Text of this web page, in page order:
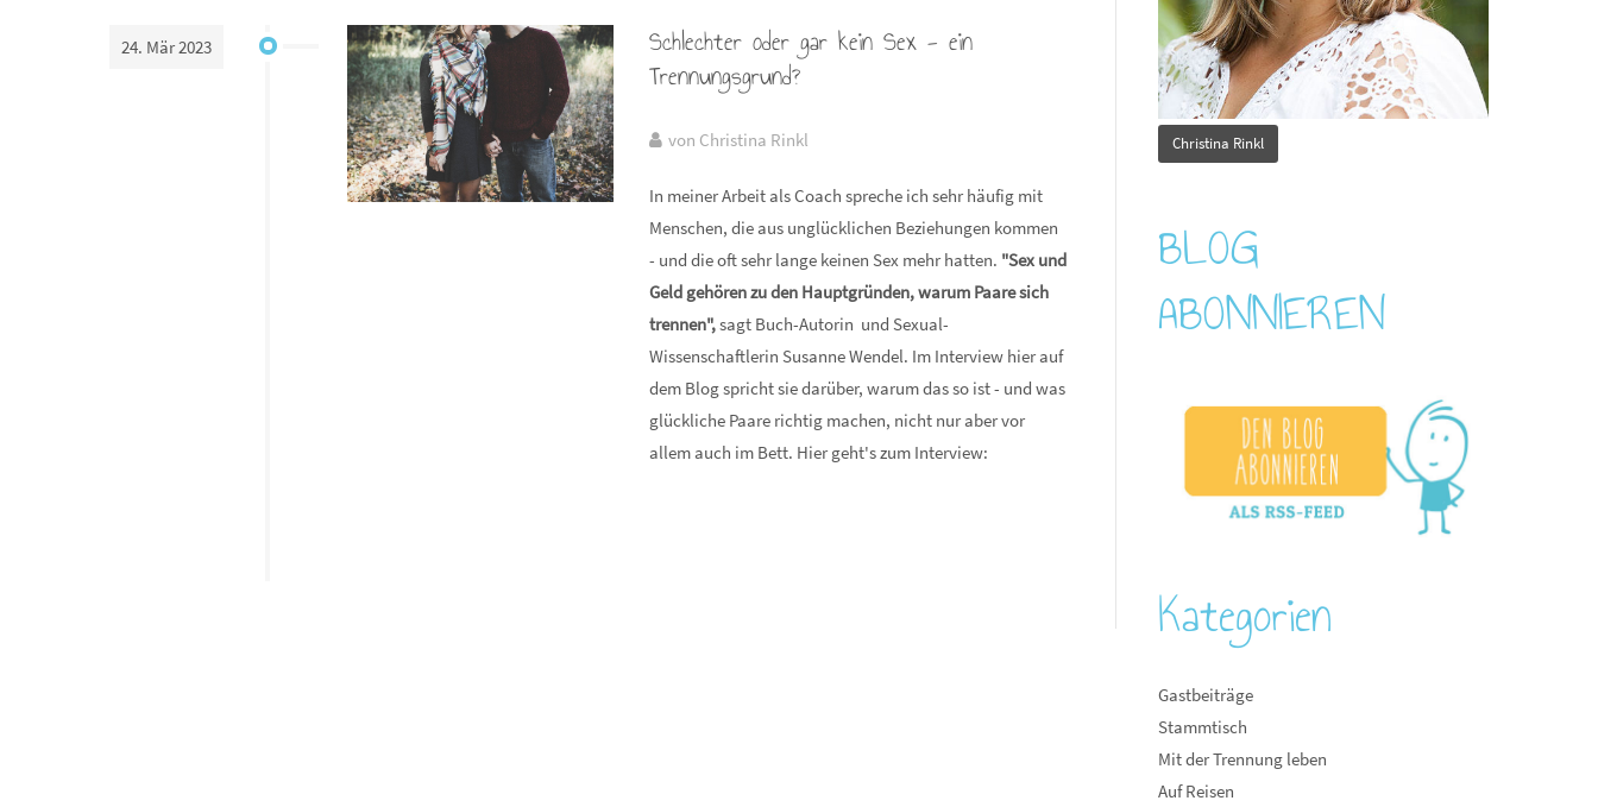
24. Mär 2023
Schlechter oder gar kein Sex - ein
Trennungsgrund?
von Christina Rinkl
In meiner Arbeit als Coach spreche ich sehr häufig mit
Menschen, die aus unglücklichen Beziehungen kommen
- und die oft sehr lange keinen Sex mehr hatten. "Sex und
Geld gehören zu den Hauptgründen, warum Paare sich
trennen",sagt Buch-Autorin und Sexual-
Wissenschaftlerin Susanne Wendel. Im Interview hier auf
dem Blog spricht sie darüber, warum das so ist - und was
glückliche Paare richtig machen, nicht nur aber vor
allem auch im Bett. Hier geht's zum Interview:
Christina Rinkl
BLOG
ABONNIEREN
Kategorien
Gastbeiträge
Stammtisch
Mit der Trennung leben
Auf Reisen